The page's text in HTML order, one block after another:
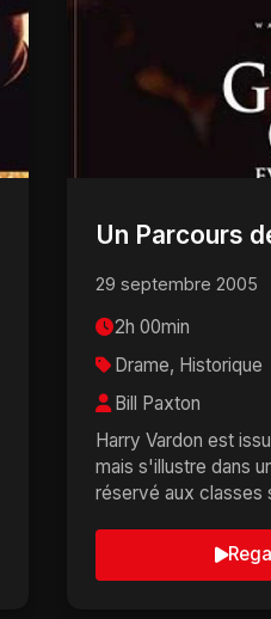
Un Parcours
29 septembre 2005
2h 00min
Drame, Historique
Bill Paxton
Harry Vardon est
mais s'illustre dans
réservé aux classes